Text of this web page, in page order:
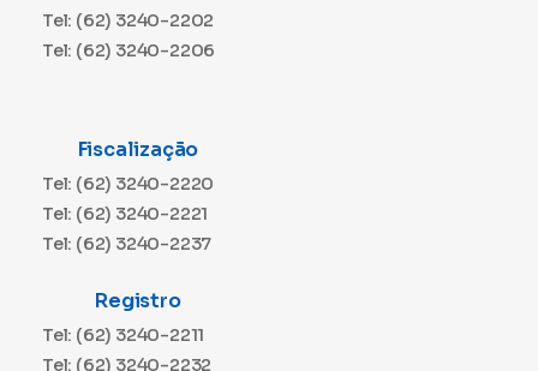
Tel: (62) 3240-2202
Tel: (62) 3240-2206
Fiscalização
Tel: (62) 3240-2220
Tel: (62) 3240-2221
Tel: (62) 3240-2237
Registro
Tel: (62) 3240-2211
Tel: (62) 3240-2232